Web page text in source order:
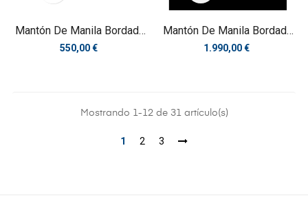
Mantón De Manila Bordado
A...
Precio
550,00 €
Mantón De Manila Bordado
A...
Precio
1.990,00 €
Mostrando 1-12 de 31 artículo(s)
1 2 3